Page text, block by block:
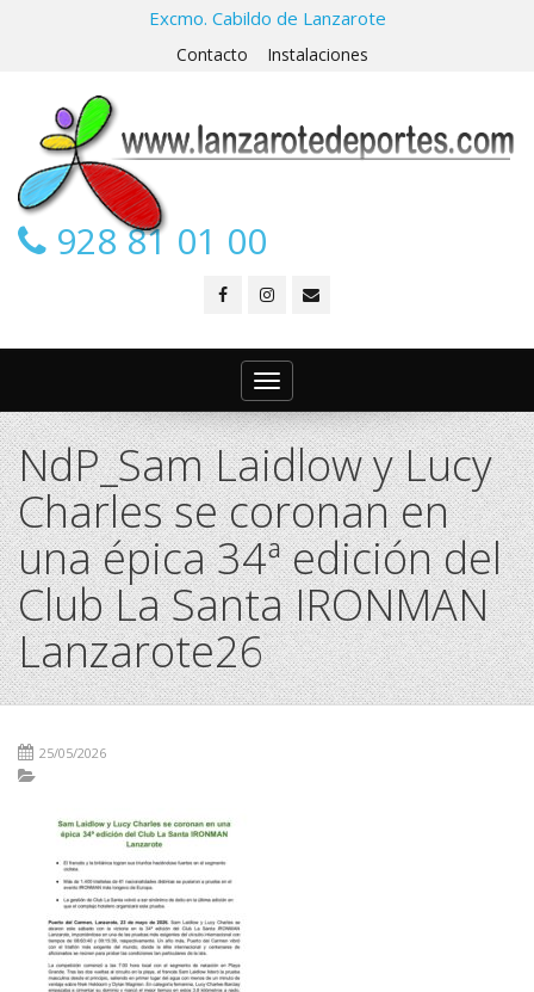
Excmo. Cabildo de Lanzarote
Contacto Instalaciones
928 81 01 00
Toggle
navigation
NdP_Sam Laidlow y Lucy
Charles se coronan en
una épica 34ª edición del
Club La Santa IRONMAN
Lanzarote26
25/05/2026